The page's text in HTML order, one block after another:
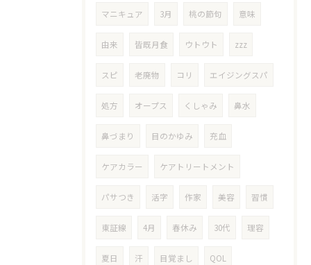
マニキュア 3月 桃の節句 意味
由来 皆既月食 ウトウト zzz
スピ 老廃物 コリ エイジングスパ
処方 オープス くしゃみ 鼻水
鼻づまり 目のかゆみ 充血
ケアカラー ケアトリートメント
パサつき 活字 作家 美容 習慣
東証線 4月 春休み 30代 理容
夏日 汗 目覚まし QOL